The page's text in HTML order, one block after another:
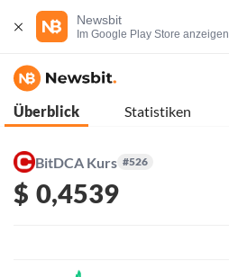
Newsbit
Im Google Play Store anzeigen
Überblick Statistiken
BitDCA Kurs #526
$ 0,4539